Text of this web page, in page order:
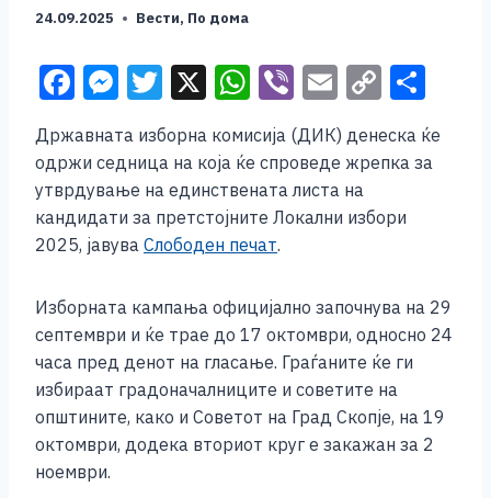
24.09.2025 Вести, По дома
F
c
e
b
o
o
k
M
ss
e
n
g
er
T
wi
tt
er
X W
at
s
A
p
p
Vi
b
er
E
m
ai
l
C
p
Li
k
h
ar
Државната изборна комисија (ДИК) денеска ќе
одржи седница на која ќе спроведе жрепка за
утврдување на единствената листа на
кандидати за претстојните Локални избори
2025, јавува Слободен печат.
Изборната кампања официјално започнува на 29
септември и ќе трае до 17 октомври, односно 24
часа пред денот на гласање. Граѓаните ќе ги
избираат градоначалниците и советите на
општините, како и Советот на Град Скопје, на 19
октомври, додека вториот круг е закажан за 2
ноември.